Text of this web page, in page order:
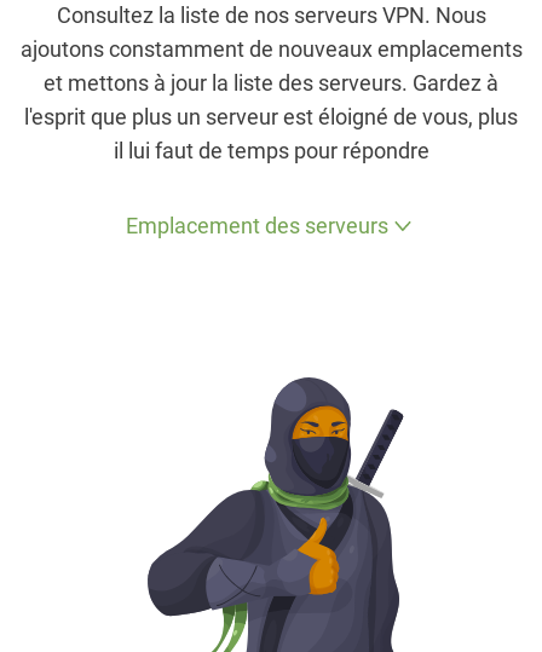
Consultez la liste de nos serveurs VPN. Nous
ajoutons constamment de nouveaux emplacements
et mettons à jour la liste des serveurs. Gardez à
l'esprit que plus un serveur est éloigné de vous, plus
il lui faut de temps pour répondre
Emplacement des serveurs